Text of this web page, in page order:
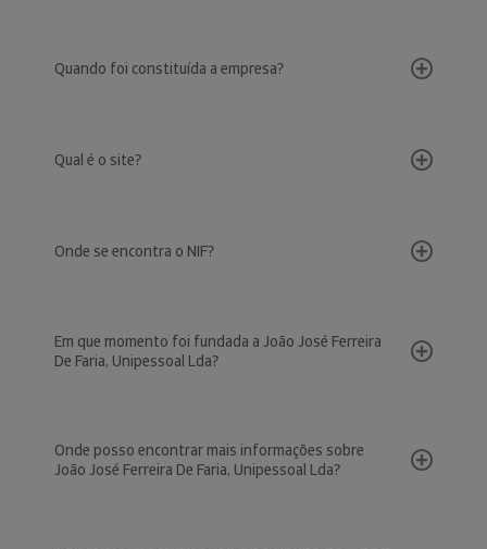
Quando foi constituída a empresa?
Qual é o site?
Onde se encontra o NIF?
Em que momento foi fundada a João José Ferreira
De Faria, Unipessoal Lda?
Onde posso encontrar mais informações sobre
João José Ferreira De Faria, Unipessoal Lda?